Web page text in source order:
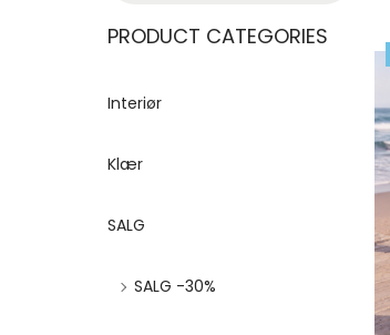
PRODUCT CATEGORIES
Interiør
Klær
SALG
SALG -30%